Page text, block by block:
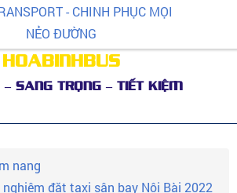
HOABINHBUS
SANG TRỌNG – TIẾT KIỆM
nang
đặt taxi sân bay Nội Bài 2022